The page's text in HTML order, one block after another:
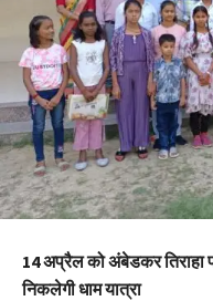
14 अप्रैल को अंबेडकर तिराहा
निकलेगी धाम यात्रा